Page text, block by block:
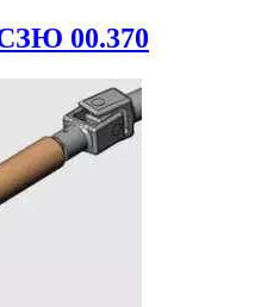
00.370